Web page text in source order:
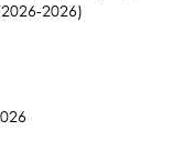
2026)